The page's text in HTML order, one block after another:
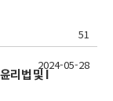
51
리법 및 I
2024-05-28